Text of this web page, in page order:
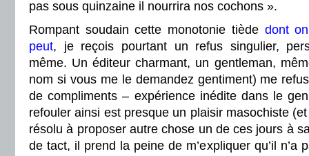
pas sous quinzaine il nourrira nos cochons ».
Rompant soudain cette monotonie tiède dont
peut, je reçois pourtant un refus singulier,
même. Un éditeur charmant, un gentleman,
nom si vous me le demandez gentiment) me
de compliments – expérience inédite dans le
refouler ainsi est presque un plaisir masochiste
résolu à proposer autre chose un de ces jours à
de tact, il prend la peine de m’expliquer qu’il n’a